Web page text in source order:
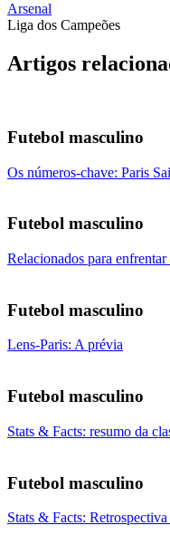
Arsenal
Liga dos Campeões
Artigos
Futebol masculino
Os números-chave: Paris
Futebol masculino
Relacionados para
Futebol masculino
Lens-Paris: A prévia
Futebol masculino
Stats & Facts: resumo da
Futebol masculino
Stats & Facts: